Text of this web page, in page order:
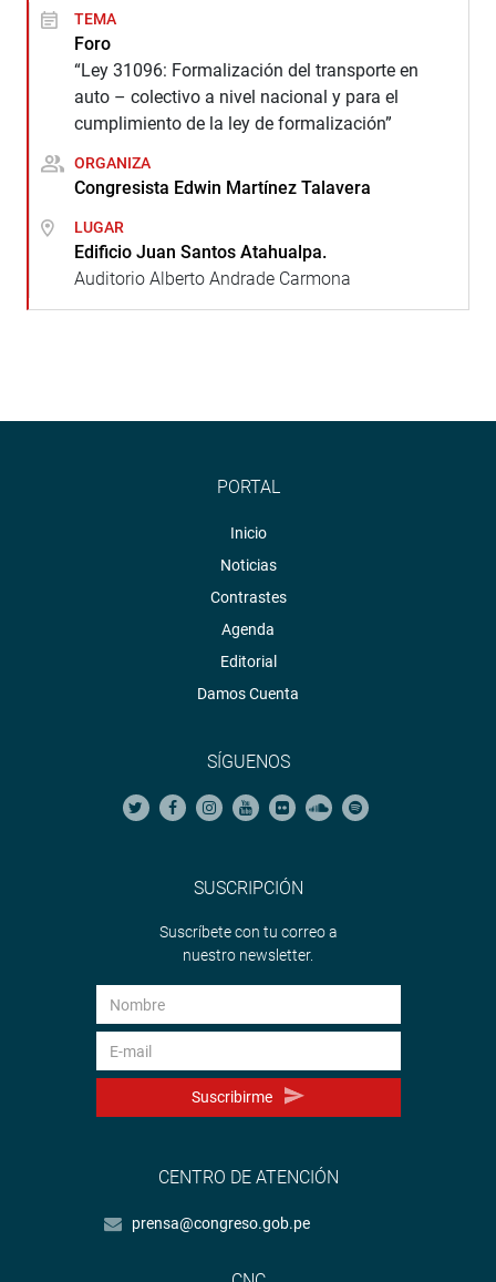
TEMA
Foro
“Ley 31096: Formalización del transporte en
auto – colectivo a nivel nacional y para el
cumplimiento de la ley de formalización”
ORGANIZA
Congresista Edwin Martínez Talavera
LUGAR
Edificio Juan Santos Atahualpa.
Auditorio Alberto Andrade Carmona
PORTAL
Inicio
Noticias
Contrastes
Agenda
Editorial
Damos Cuenta
SÍGUENOS
SUSCRIPCIÓN
Suscríbete con tu correo a
nuestro newsletter.
Suscribirme
CENTRO DE ATENCIÓN
prensa@congreso.gob.pe